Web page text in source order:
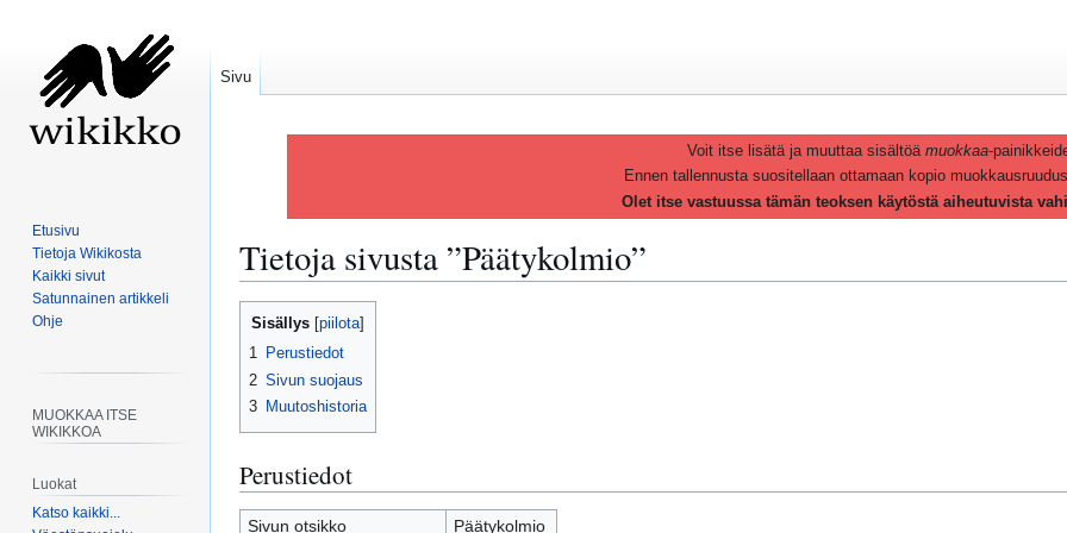
Voit itse lisätä ja muuttaa sisältöä muokkaa-
Ennen tallennusta suositellaan ottamaan kopio
Olet itse vastuussa tämän teoksen käytöstä aiheutuvista
Tietoja sivusta ”Päätykolmio”
Siirry
Siirry
Sisällys
1 Perustiedot
2 Sivun suojaus
3 Muutoshistoria
Perustiedot
Sivun otsikko
Päätykolmio
Sivu
Etusivu
Tietoja Wikikosta
Kaikki sivut
Satunnainen artikkeli
Ohje
MUOKKAA ITSE
WIKIKKOA
Luokat
Katso kaikki...